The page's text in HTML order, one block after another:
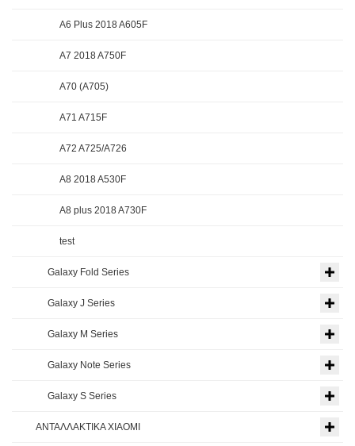
A6 Plus 2018 A605F
A7 2018 A750F
A70 (A705)
A71 A715F
A72 A725/A726
A8 2018 A530F
A8 plus 2018 A730F
test
Galaxy Fold Series
Galaxy J Series
Galaxy M Series
Galaxy Note Series
Galaxy S Series
ΑΝΤΑΛΛΑΚΤΙΚΑ XIAOMI